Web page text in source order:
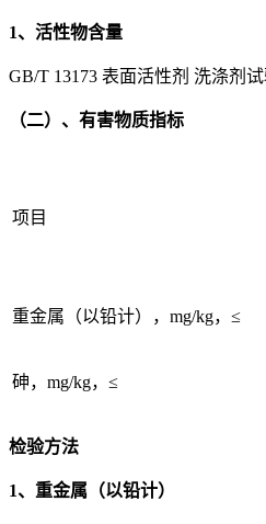
1、活性物含量
GB/T 13173 表面活性剂 洗涤剂
（二）、有害物质指标
项目
重金属（以铅计），mg/kg，≤
砷，mg/kg，≤
检验方法
1、重金属（以铅计）